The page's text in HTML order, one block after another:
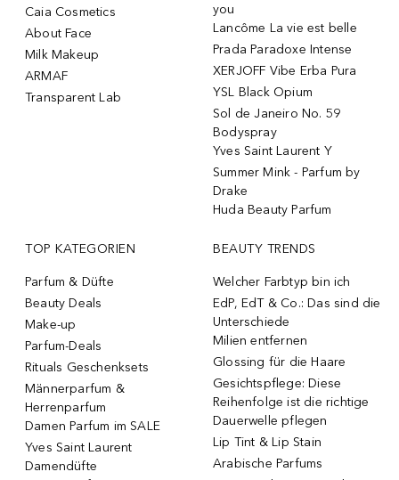
Caia Cosmetics
About Face
Milk Makeup
ARMAF
Transparent Lab
you
Lancôme La vie est belle
Prada Paradoxe Intense
XERJOFF Vibe Erba Pura
YSL Black Opium
Sol de Janeiro No. 59
Bodyspray
Yves Saint Laurent Y
Summer Mink - Parfum by
Drake
Huda Beauty Parfum
TOP KATEGORIEN
Parfum & Düfte
Beauty Deals
Make-up
Parfum-Deals
Rituals Geschenksets
Männerparfum &
Herrenparfum
Damen Parfum im SALE
Yves Saint Laurent
Damendüfte
BEAUTY TRENDS
Welcher Farbtyp bin ich
EdP, EdT & Co.: Das sind die
Unterschiede
Milien entfernen
Glossing für die Haare
Gesichtspflege: Diese
Reihenfolge ist die richtige
Dauerwelle pflegen
Lip Tint & Lip Stain
Arabische Parfums